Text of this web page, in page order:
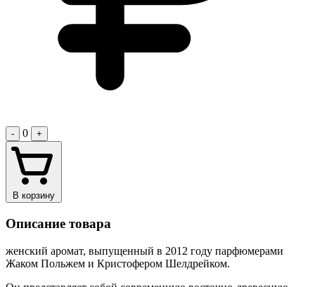
- 0 +
В корзину
Описание товара
женский аромат, выпущенный в 2012 году парфюмерами
Жаком Польжем и Кристофером Шелдрейком.